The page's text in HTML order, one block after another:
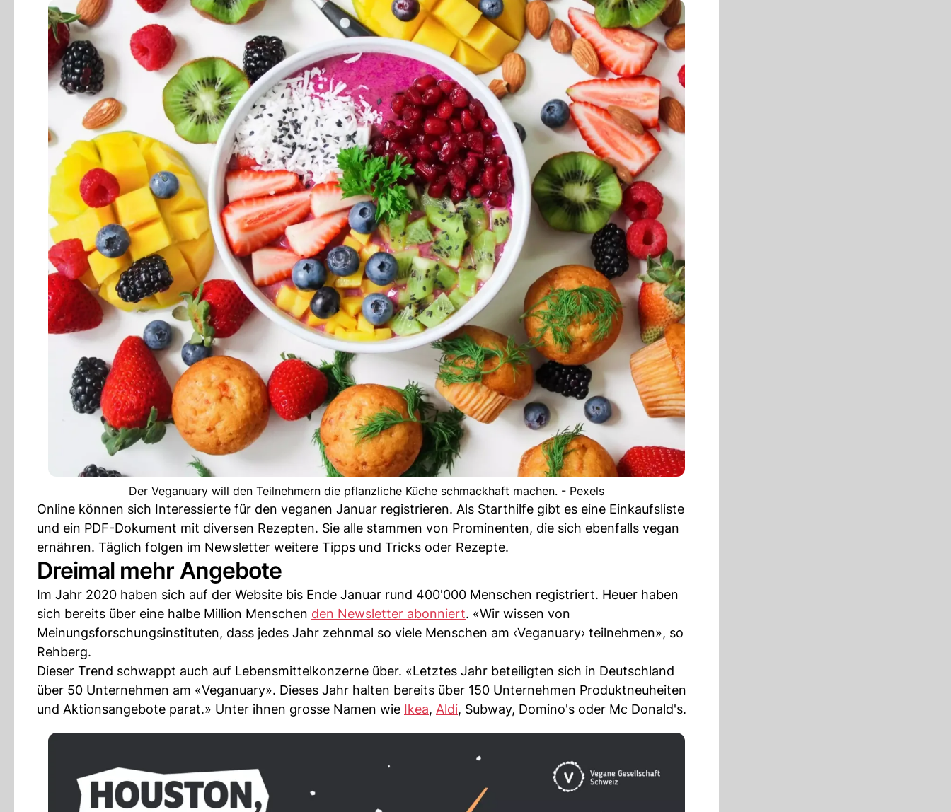
Der Veganuary will den Teilnehmern die pflanzliche Küche schmackhaft machen. - Pexels
Online können sich Interessierte für den veganen Januar registrieren. Als Starthilfe gibt es eine Einkaufsliste
und ein PDF-Dokument mit diversen Rezepten. Sie alle stammen von Prominenten, die sich ebenfalls vegan
ernähren. Täglich folgen im Newsletter weitere Tipps und Tricks oder Rezepte.
Dreimal mehr Angebote
Im Jahr 2020 haben sich auf der Website bis Ende Januar rund 400'000 Menschen registriert. Heuer haben
sich bereits über eine halbe Million Menschen den Newsletter abonniert. «Wir wissen von
Meinungsforschungsinstituten, dass jedes Jahr zehnmal so viele Menschen am ‹Veganuary› teilnehmen», so
Rehberg.
Dieser Trend schwappt auch auf Lebensmittelkonzerne über. «Letztes Jahr beteiligten sich in Deutschland
über 50 Unternehmen am «Veganuary». Dieses Jahr halten bereits über 150 Unternehmen Produktneuheiten
und Aktionsangebote parat.» Unter ihnen grosse Namen wie Ikea, Aldi, Subway, Domino's oder Mc Donald's.